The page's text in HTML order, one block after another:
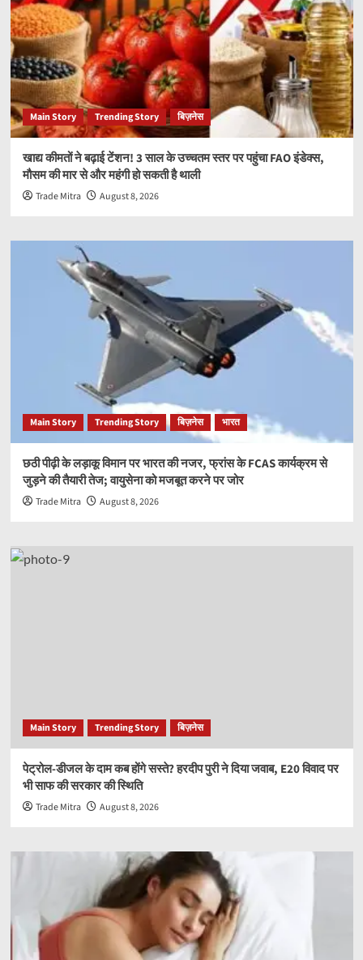
Main Story Trending Story बिज़नेस
खाद्य कीमतों ने बढ़ाई टेंशन! 3 साल के उच्चतम स्तर पर पहुंचा FAO इंडेक्स,
मौसम की मार से और महंगी हो सकती है थाली
Trade Mitra August 8, 2026
Main Story Trending Story बिज़नेस भारत
छठी पीढ़ी के लड़ाकू विमान पर भारत की नजर, फ्रांस के FCAS कार्यक्रम से
जुड़ने की तैयारी तेज; वायुसेना को मजबूत करने पर जोर
Trade Mitra August 8, 2026
Main Story Trending Story बिज़नेस
पेट्रोल-डीजल के दाम कब होंगे सस्ते? हरदीप पुरी ने दिया जवाब, E20 विवाद पर
भी साफ की सरकार की स्थिति
Trade Mitra August 8, 2026